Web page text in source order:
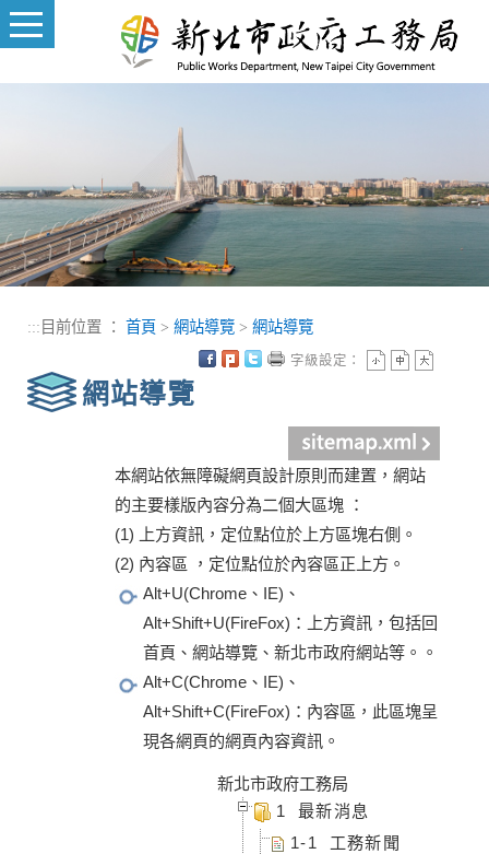
進入內容區塊
::: 目前位置 ： 首頁 > 網站導覽 > 網站導覽
網站導覽
字級設定：
本網站依無障礙網頁設計原則而建置，網站
的主要樣版內容分為二個大區塊 ：
(1) 上方資訊，定位點位於上方區塊右側。
(2) 內容區 ，定位點位於內容區正上方。
Alt+U(Chrome、IE)、
Alt+Shift+U(FireFox)：上方資訊，包括回
首頁、網站導覽、新北市政府網站等。。
Alt+C(Chrome、IE)、
Alt+Shift+C(FireFox)：內容區，此區塊呈
現各網頁的網頁內容資訊。
新北市政府工務局
1 最新消息
1-1 工務新聞